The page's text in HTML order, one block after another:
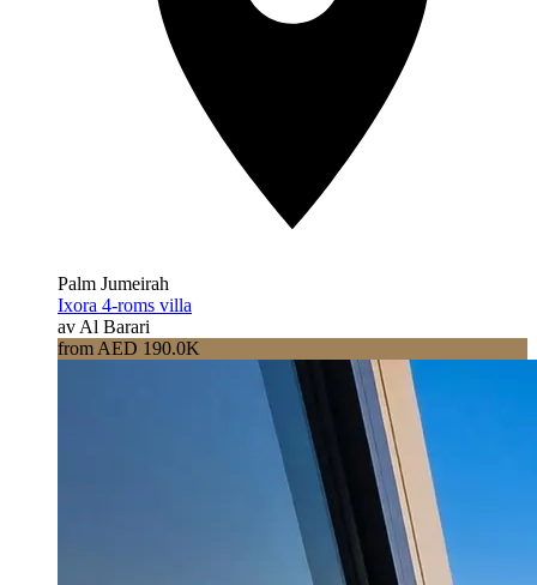
Palm Jumeirah
Ixora 4-roms villa
av Al Barari
from AED 190.0K